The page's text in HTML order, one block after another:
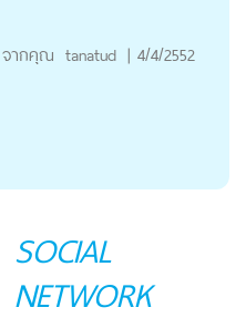
จากคุณ tanatud | 4/4/2552
SOCIAL
NETWORK